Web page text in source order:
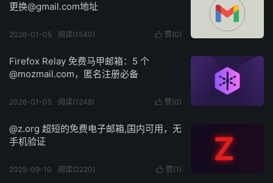
更换@gmail.com地址
 赞(0)
2026-01-05 阅读(1540)
Firefox Relay 免费马甲邮箱：5 个
@mozmail.com，匿名注册必备
 赞(0)
2026-01-05 阅读(1248)
@z.org 超短的免费电子邮箱,国内可用，无
手机验证
 赞(1 )
2025-09-10 阅读(2220)